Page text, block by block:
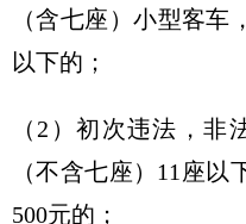
（含七座）小型客车
以下的；
（2）初次违法，非
（不含七座）11座
500元的；